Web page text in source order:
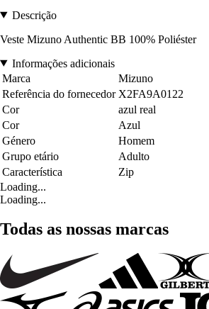
Descrição
Veste Mizuno Authentic BB 100% Poliéster
Informações adicionais
Marca
Mizuno
Referência do fornecedor X2FA9A0122
Cor
azul real
Cor
Azul
Género
Homem
Grupo etário
Adulto
Característica
Zip
Loading...
Loading...
Todas as nossas marcas